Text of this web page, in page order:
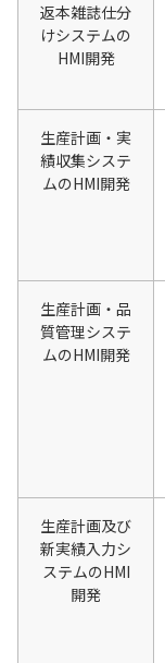
返本雑誌仕分
けシステムの
HMI開発
生産計画・実
績収集システ
ムのHMI開発
生産計画・品
質管理システ
ムのHMI開発
生産計画及び
新実績入力シ
ステムのHMI
開発